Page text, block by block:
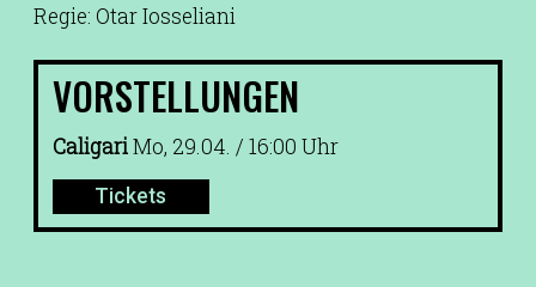
Regie: Otar Iosseliani
VORSTELLUNGEN
CaligariMo, 29.04. / 16:00 Uhr
Tickets